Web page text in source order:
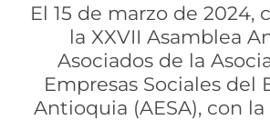
El 15 de marzo de 2024,
la XXVII Asamblea
Asociados de la
Empresas Sociales del
Antioquia (AESA), con